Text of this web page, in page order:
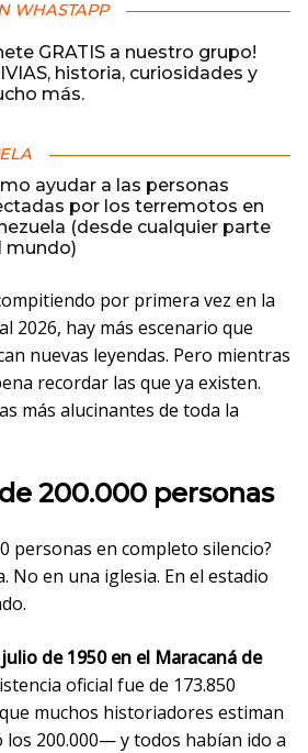
WHASTAPP
GRATIS a nuestro grupo!
historia, curiosidades y
más.
ayudar a las personas
por los terremotos en
(desde cualquier parte
mundo)
por primera vez en la
2026, hay más escenario que
nuevas leyendas. Pero mientras
recordar las que ya existen.
más alucinantes de toda la
200.000 personas
personas en completo silencio?
No en una iglesia. En el estadio
de 1950 en el Maracaná de
oficial fue de 173.850
muchos historiadores estiman
200.000— y todos habían ido a